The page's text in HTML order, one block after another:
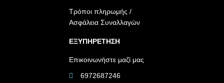
Τρόποι πληρωμής /
Ασφάλεια Συναλλαγών
ΕΞΥΠΗΡΕΤΗΣΗ
Επικοινωνήστε μαζί μας
6972687246